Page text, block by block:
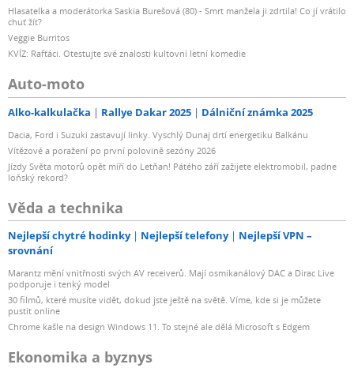
Hlasatelka a moderátorka Saskia Burešová (80) - Smrt manžela ji zdrtila! Co jí vrátilo
chuť žít?
Veggie Burritos
KVÍZ: Rafťáci. Otestujte své znalosti kultovní letní komedie
Auto-moto
Alko-kalkulačka Rallye Dakar 2025 Dálniční známka 2025
Dacia, Ford i Suzuki zastavují linky. Vyschlý Dunaj drtí energetiku Balkánu
Vítězové a poražení po první polovině sezóny 2026
Jízdy Světa motorů opět míří do Letňan! Pátého září zažijete elektromobil, padne
loňský rekord?
Věda a technika
Nejlepší chytré hodinky Nejlepší telefony
Nejlepší VPN –
srovnání
Marantz mění vnitřnosti svých AV receiverů. Mají osmikanálový DAC a Dirac Live
podporuje i tenký model
30 filmů, které musíte vidět, dokud jste ještě na světě. Víme, kde si je můžete
pustit online
Chrome kašle na design Windows 11. To stejné ale dělá Microsoft s Edgem
Ekonomika a byznys